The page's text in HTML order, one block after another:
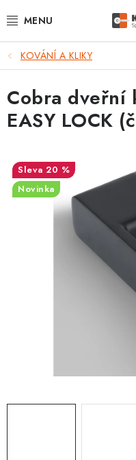
na
VÝPRODEJ - TOP AKCE
BLOG
UŽITEČNÉ RADY
VRÁCENÍ ZBOŽÍ
POŠTOVNÉ
CHYTRÉ KLIKY
KOVÁNÍ A KLIKY
Cobra dveřní
EASY LOCK
20 %
Novinka